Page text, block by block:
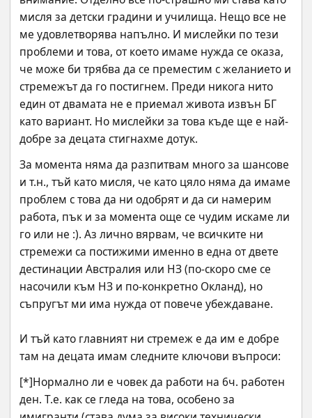
мисля за детски градини и училища. Нещо все не
ме удовлетворява напълно. И мислейки по тези
проблеми и това, от което имаме нужда се оказа,
че може би трябва да се преместим с желанието и
стремежът да го постигнем. Преди никога нито
един от двамата не е приемал живота извън БГ
като вариант. Но мислейки за това къде ще е най-
добре за децата стигнахме дотук.
За момента няма да разпитвам много за шансове
и т.н., тъй като мисля, че като цяло няма да имаме
проблем с това да ни одобрят и да си намерим
работа, пък и за момента още се чудим искаме ли
го или не :). Аз лично вярвам, че всичките ни
стремежи са постижими именно в една от двете
дестинации Австралия или НЗ (по-скоро сме се
насочили към НЗ и по-конкретно Окланд), но
съпругът ми има нужда от повече убеждаване.
И тъй като главният ни стремеж е да им е добре
там на децата имам следните ключови въпроси:
[*]Нормално ли е човек да работи на 6ч. работен
ден. Т.е. как се гледа на това, особено за